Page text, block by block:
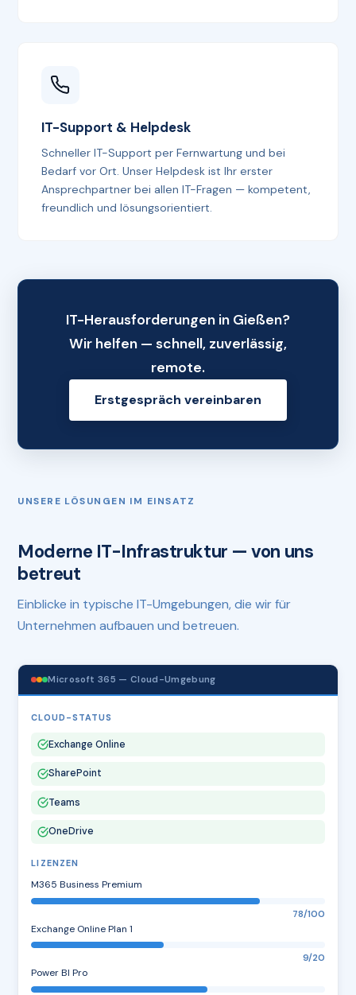
IT-Support & Helpdesk
Schneller IT-Support per Fernwartung und bei
Bedarf vor Ort. Unser Helpdesk ist Ihr erster
Ansprechpartner bei allen IT-Fragen — kompetent,
freundlich und lösungsorientiert.
IT-Herausforderungen in Gießen?
Wir helfen — schnell, zuverlässig,
remote.
Erstgespräch vereinbaren
UNSERE LÖSUNGEN IM EINSATZ
Moderne IT-Infrastruktur — von uns
betreut
Einblicke in typische IT-Umgebungen, die wir für
Unternehmen aufbauen und betreuen.
Microsoft 365 — Cloud-Umgebung
CLOUD-STATUS
Exchange Online
SharePoint
Teams
OneDrive
LIZENZEN
M365 Business Premium
78/100
Exchange Online Plan 1
9/20
Power BI Pro